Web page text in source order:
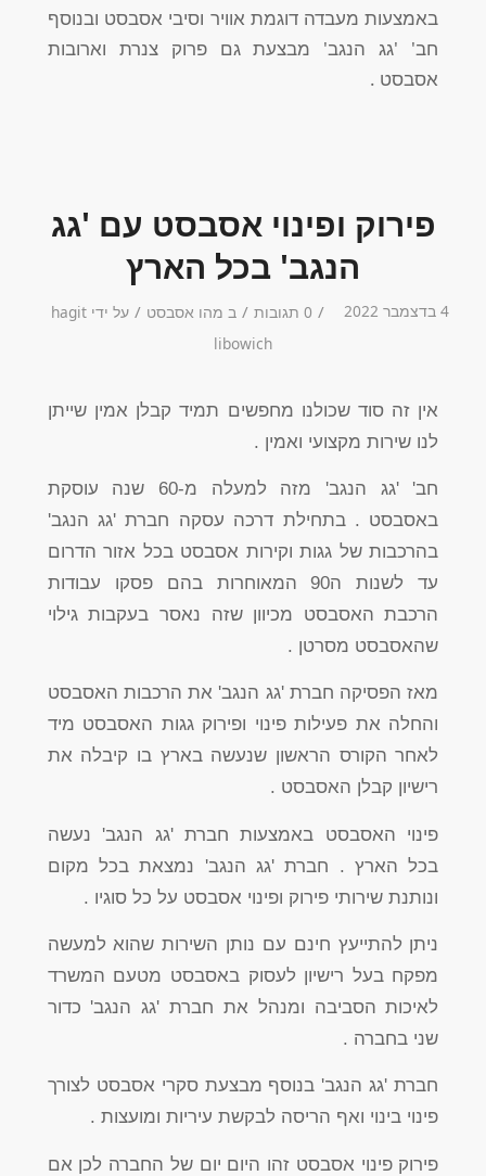
באמצעות מעבדה דוגמת אוויר וסיבי אסבסט ובנוסף
חב' 'גג הנגב' מבצעת גם פרוק צנרת וארובות
אסבסט .
פירוק ופינוי אסבסט עם 'גג
הנגב' בכל הארץ
4 בדצמבר 2022 / 0 תגובות / ב מהו אסבסט / על ידי hagit
libowich
אין זה סוד שכולנו מחפשים תמיד קבלן אמין שייתן
לנו שירות מקצועי ואמין .
חב' 'גג הנגב' מזה למעלה מ-60 שנה עוסקת
באסבסט . בתחילת דרכה עסקה חברת 'גג הנגב'
בהרכבות של גגות וקירות אסבסט בכל אזור הדרום
עד לשנות ה90 המאוחרות בהם פסקו עבודות
הרכבת האסבסט מכיוון שזה נאסר בעקבות גילוי
שהאסבסט מסרטן .
מאז הפסיקה חברת 'גג הנגב' את הרכבות האסבסט
והחלה את פעילות פינוי ופירוק גגות האסבסט מיד
לאחר הקורס הראשון שנעשה בארץ בו קיבלה את
רישיון קבלן האסבסט .
פינוי האסבסט באמצעות חברת 'גג הנגב' נעשה
בכל הארץ . חברת 'גג הנגב' נמצאת בכל מקום
ונותנת שירותי פירוק ופינוי אסבסט על כל סוגיו .
ניתן להתייעץ חינם עם נותן השירות שהוא למעשה
מפקח בעל רישיון לעסוק באסבסט מטעם המשרד
לאיכות הסביבה ומנהל את חברת 'גג הנגב' כדור
שני בחברה .
חברת 'גג הנגב' בנוסף מבצעת סקרי אסבסט לצורך
פינוי בינוי ואף הריסה לבקשת עיריות ומועצות .
פירוק פינוי אסבסט זהו היום יום של החברה לכן אם